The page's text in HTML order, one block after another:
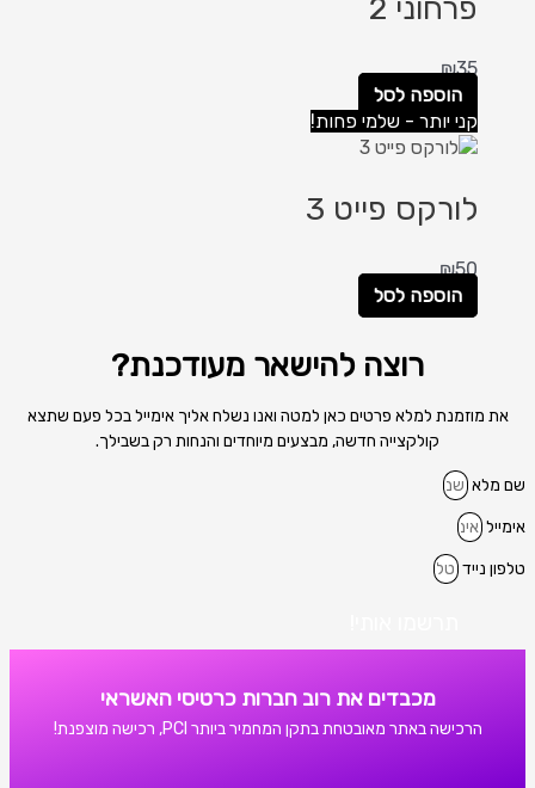
פרחוני 2
₪35
הוספה לסל
קני יותר - שלמי פחות!
לורקס פייט 3
₪50
הוספה לסל
רוצה להישאר מעודכנת?
את מוזמנת למלא פרטים כאן למטה ואנו נשלח אליך אימייל בכל פעם שתצא
קולקצייה חדשה, מבצעים מיוחדים והנחות רק בשבילך.
שם מלא
אימייל
טלפון נייד
מכבדים את רוב חברות כרטיסי האשראי
הרכישה באתר מאובטחת בתקן המחמיר ביותר PCI, רכישה מוצפנת!